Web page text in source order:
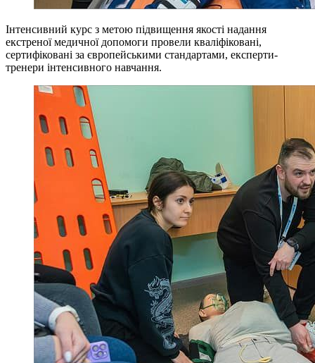
Інтенсивний курс з метою підвищення якості надання
екстреної медичної допомоги провели кваліфіковані,
сертифіковані за європейськими стандартами, експерти-
тренери інтенсивного навчання.